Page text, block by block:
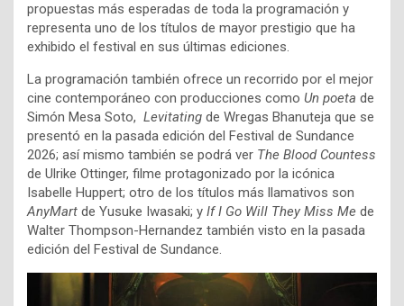
propuestas más esperadas de toda la programación y
representa uno de los títulos de mayor prestigio que ha
exhibido el festival en sus últimas ediciones.
La programación también ofrece un recorrido por el mejor
cine contemporáneo con producciones como Un poeta de
Simón Mesa Soto, Levitating de Wregas Bhanuteja que se
presentó en la pasada edición del Festival de Sundance
2026; así mismo también se podrá ver The Blood Countess
de Ulrike Ottinger, filme protagonizado por la icónica
Isabelle Huppert; otro de los títulos más llamativos son
AnyMart de Yusuke Iwasaki; y If I Go Will They Miss Me de
Walter Thompson-Hernandez también visto en la pasada
edición del Festival de Sundance.